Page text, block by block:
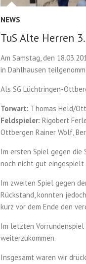
NEWS
TuS Alte Herren
Am Samstag, den
in Dahlhausen
Als SG Lüchtringen-
Torwart: Thomas Held/
Feldspieler: Rigobert
Ottbergen Rainer Wolf,
Im ersten Spiel gegen die
noch nicht gut eingespielt
Im zweiten Spiel gegen
Rückstand, konnten
kurz vor dem Ende den
Im letzten
weiterzukommen.
Insgesamt waren wir